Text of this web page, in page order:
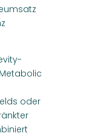
oder